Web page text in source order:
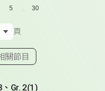
5 ... 30
頁
相關單集
關節目
Gr. 2(1)